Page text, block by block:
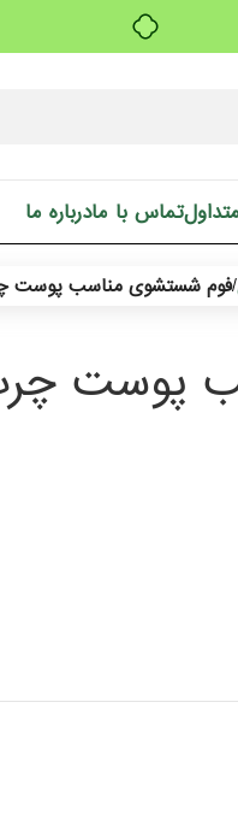
تماس با مادرباره ما
/فوم شستشوی مناسب پوست چرب و
پوست